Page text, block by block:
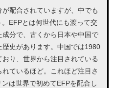
配合されていますが、中でも
EFPとは何世代にも渡って交
分で、古くから日本や中国で
史があります。中国では1980
り、世界から注目されている
ているほど。これほど注目さ
は世界で初めてEFPを配合し